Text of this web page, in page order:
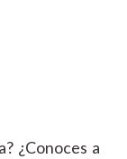
¿Conoces a